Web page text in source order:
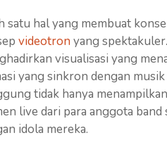
satu hal yang membuat
videotron yang
visualisasi yang
yang sinkron dengan
tidak hanya
live dari para anggota
idola mereka.